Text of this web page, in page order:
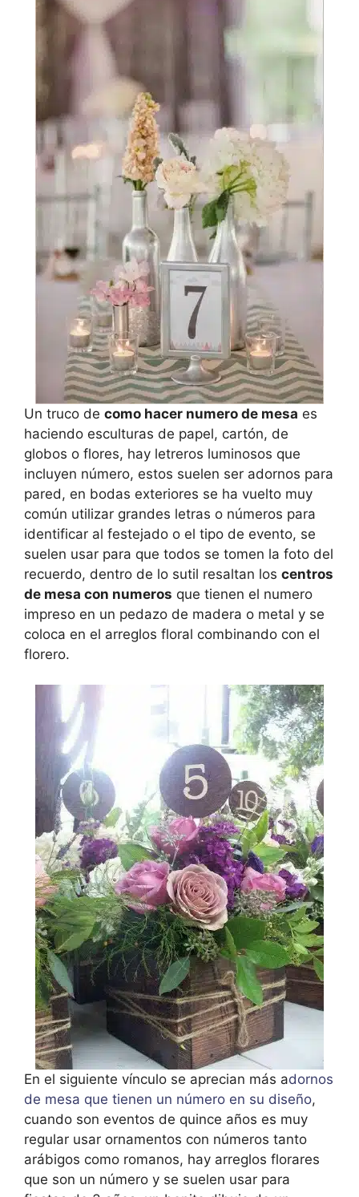
Un truco de como hacer numero de mesa es
haciendo esculturas de papel, cartón, de
globos o flores, hay letreros luminosos que
incluyen número, estos suelen ser adornos para
pared, en bodas exteriores se ha vuelto muy
común utilizar grandes letras o números para
identificar al festejado o el tipo de evento, se
suelen usar para que todos se tomen la foto del
recuerdo, dentro de lo sutil resaltan los centros
de mesa con numeros que tienen el numero
impreso en un pedazo de madera o metal y se
coloca en el arreglos floral combinando con el
florero.
En el siguiente vínculo se aprecian más adornos
de mesa que tienen un número en su diseño,
cuando son eventos de quince años es muy
regular usar ornamentos con números tanto
arábigos como romanos, hay arreglos florares
que son un número y se suelen usar para